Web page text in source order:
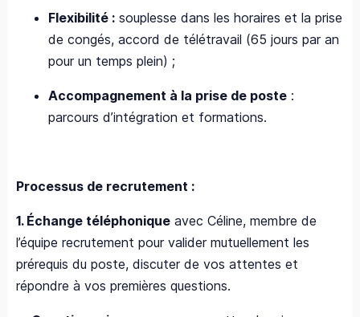
Flexibilité : souplesse dans les horaires et la prise
de congés, accord de télétravail (65 jours par an
pour un temps plein) ;
Accompagnement à la prise de poste :
parcours d’intégration et formations.
Processus de recrutement :
1. Échange téléphonique avec Céline, membre de
l’équipe recrutement pour valider mutuellement les
prérequis du poste, discuter de vos attentes et
répondre à vos premières questions.